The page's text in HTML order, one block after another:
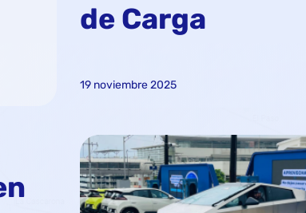
de Carga
19 noviembre 2025